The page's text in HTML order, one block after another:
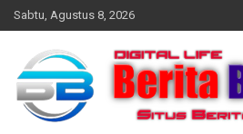
Skip
to
Sabtu, Agustus 8, 2026